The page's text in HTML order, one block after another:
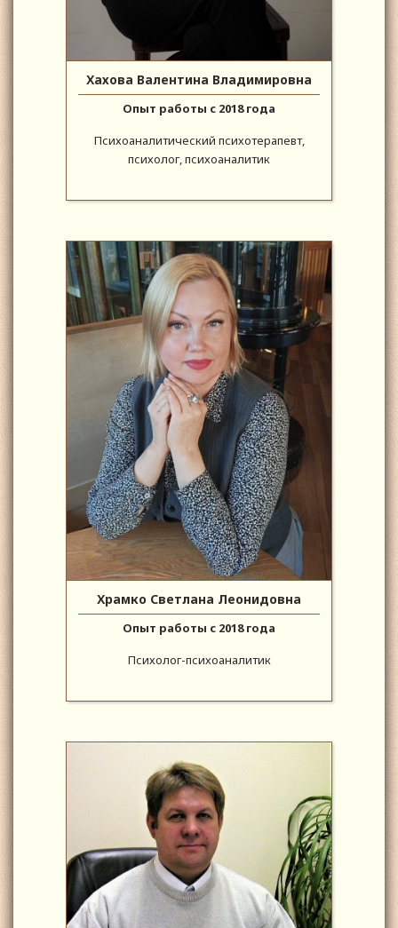
Хахова Валентина Владимировна
Опыт работы с 2018 года
Психоаналитический психотерапевт,
психолог, психоаналитик
Храмко Светлана Леонидовна
Опыт работы с 2018 года
Психолог-психоаналитик